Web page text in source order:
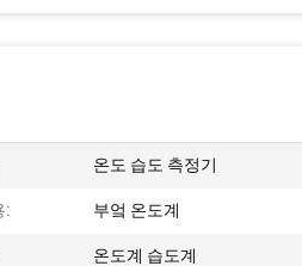
온도 습도 측정기
: 부엌 온도계
온도계 습도계